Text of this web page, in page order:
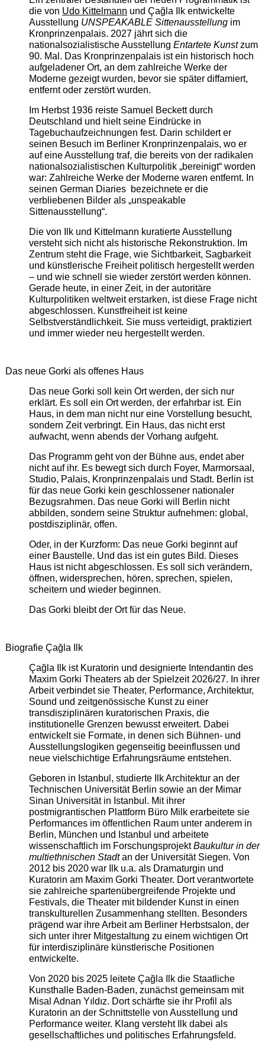
die von Udo Kittelmann und Çağla Ilk entwickelte
Ausstellung UNSPEAKABLE Sittenausstellungim
Kronprinzenpalais. 2027 jährt sich die
nationalsozialistische Ausstellung Entartete Kunstzum
90. Mal. Das Kronprinzenpalais ist ein historisch hoch
aufgeladener Ort, an dem zahlreiche Werke der
Moderne gezeigt wurden, bevor sie später diffamiert,
entfernt oder zerstört wurden.
Im Herbst 1936 reiste Samuel Beckett durch
Deutschland und hielt seine Eindrücke in
Tagebuchaufzeichnungen fest. Darin schildert er
seinen Besuch im Berliner Kronprinzenpalais, wo er
auf eine Ausstellung traf, die bereits von der radikalen
nationalsozialistischen Kulturpolitik „bereinigt“ worden
war: Zahlreiche Werke der Moderne waren entfernt. In
seinen German Diaries bezeichnete er die
verbliebenen Bilder als „unspeakable
Sittenausstellung“.
Die von Ilk und Kittelmann kuratierte Ausstellung
versteht sich nicht als historische Rekonstruktion. Im
Zentrum steht die Frage, wie Sichtbarkeit, Sagbarkeit
und künstlerische Freiheit politisch hergestellt werden
– und wie schnell sie wieder zerstört werden können.
Gerade heute, in einer Zeit, in der autoritäre
Kulturpolitiken weltweit erstarken, ist diese Frage nicht
abgeschlossen. Kunstfreiheit ist keine
Selbstverständlichkeit. Sie muss verteidigt, praktiziert
und immer wieder neu hergestellt werden.
Das neue Gorki als offenes Haus
Das neue Gorki soll kein Ort werden, der sich nur
erklärt. Es soll ein Ort werden, der erfahrbar ist. Ein
Haus, in dem man nicht nur eine Vorstellung besucht,
sondern Zeit verbringt. Ein Haus, das nicht erst
aufwacht, wenn abends der Vorhang aufgeht.
Das Programm geht von der Bühne aus, endet aber
nicht auf ihr. Es bewegt sich durch Foyer, Marmorsaal,
Studio, Palais, Kronprinzenpalais und Stadt. Berlin ist
für das neue Gorki kein geschlossener nationaler
Bezugsrahmen. Das neue Gorki will Berlin nicht
abbilden, sondern seine Struktur aufnehmen: global,
postdisziplinär, offen.
Oder, in der Kurzform: Das neue Gorki beginnt auf
einer Baustelle. Und das ist ein gutes Bild. Dieses
Haus ist nicht abgeschlossen. Es soll sich verändern,
öffnen, widersprechen, hören, sprechen, spielen,
scheitern und wieder beginnen.
Das Gorki bleibt der Ort für das Neue.
Biografie Çağla Ilk
Çağla Ilk ist Kuratorin und designierte Intendantin des
Maxim Gorki Theaters ab der Spielzeit 2026/27. In ihrer
Arbeit verbindet sie Theater, Performance, Architektur,
Sound und zeitgenössische Kunst zu einer
transdisziplinären kuratorischen Praxis, die
institutionelle Grenzen bewusst erweitert. Dabei
entwickelt sie Formate, in denen sich Bühnen- und
Ausstellungslogiken gegenseitig beeinflussen und
neue vielschichtige Erfahrungsräume entstehen.
Geboren in Istanbul, studierte Ilk Architektur an der
Technischen Universität Berlin sowie an der Mimar
Sinan Universität in Istanbul. Mit ihrer
postmigrantischen Plattform Büro Milk erarbeitete sie
Performances im öffentlichen Raum unter anderem in
Berlin, München und Istanbul und arbeitete
wissenschaftlich im ForschungsprojektBaukultur in der
multiethnischen Stadtan der Universität Siegen. Von
2012 bis 2020 war Ilk u.a. als Dramaturgin und
Kuratorin am Maxim Gorki Theater. Dort verantwortete
sie zahlreiche spartenübergreifende Projekte und
Festivals, die Theater mit bildender Kunst in einen
transkulturellen Zusammenhang stellten. Besonders
prägend war ihre Arbeit am Berliner Herbstsalon, der
sich unter ihrer Mitgestaltung zu einem wichtigen Ort
für interdisziplinäre künstlerische Positionen
entwickelte.
Von 2020 bis 2025 leitete Çağla Ilk die Staatliche
Kunsthalle Baden-Baden, zunächst gemeinsam mit
Misal Adnan Yıldız. Dort schärfte sie ihr Profil als
Kuratorin an der Schnittstelle von Ausstellung und
Performance weiter. Klang versteht Ilk dabei als
gesellschaftliches und politisches Erfahrungsfeld.